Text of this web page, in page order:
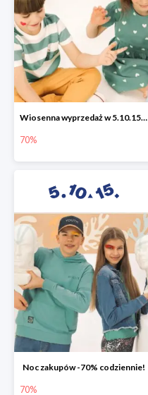
Wiosenna wyprzedaż w 5.10.15 -70%
70%
Noc zakupów -70% codziennie!
70%